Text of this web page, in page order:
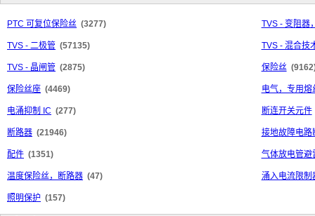
PTC 可复位保险丝 (3277) TVS - 变阻器
TVS - 二极管 (57135) TVS - 混合技
TVS - 晶闸管 (2875) 保险丝
保险丝座 (4469) 电气，专用熔
电涌抑制 IC (277) 断连开关元件
断路器 (21946) 接地故障电路
配件 (1351) 气体放电管避
温度保险丝，断路器 (47) 涌入电流限制
照明保护 (157)